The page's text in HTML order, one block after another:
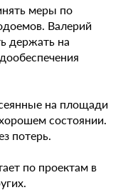
меры по
Валерий
держать на
на площади
состоянии.
потерь.
по проектам в